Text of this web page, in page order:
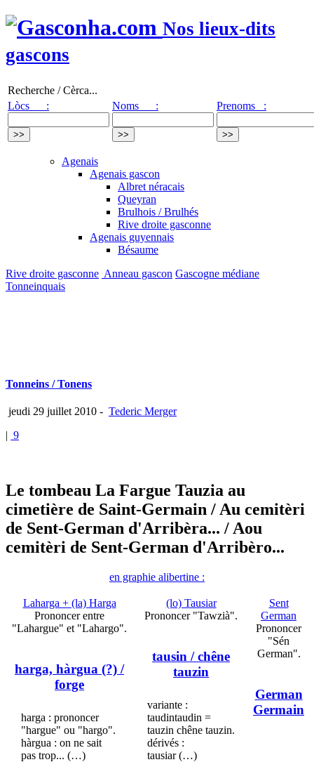
Nos lieux-dits
gascons
Recherche / Cèrca...
Lòcs :
Noms : Prenoms :
Agenais
Agenais gascon
Albret néracais
Queyran
Brulhois / Brulhés
Rive droite gasconne
Agenais guyennais
Bésaume
Rive droite gasconne Anneau gascon Gascogne médiane
Tonneinquais
Tonneins / Tonens
jeudi 29 juillet 2010 - Tederic Merger
| 9
Le tombeau La Fargue Tauzia au
cimetière de Saint-Germain / Au cemitèri
de Sent-German d'Arribèra... / Aou
cemitèri de Sent-German d'Arribèro...
en graphie alibertine :
Laharga + (la) Harga
Prononcer entre
"Lahargue" et "Lahargo".
harga, hàrgua (?) /
forge
harga : prononcer
"hargue" ou "hargo".
hàrgua : on ne sait
pas trop... (…)
(lo) Tausiar
Prononcer "Tawzià".
tausin / chêne
tauzin
variante :
taudintaudin =
tauzin chêne tauzin.
dérivés :
tausiar (…)
Sent
German
Prononcer
"Sén
German".
German
Germain